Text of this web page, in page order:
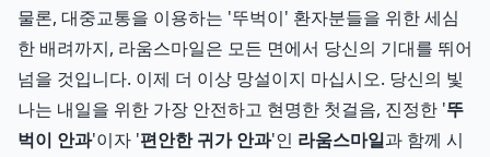
물론, 대중교통을 이용하는 '뚜벅이' 환자분들을 위한 세심
한 배려까지, 라움스마일은 모든 면에서 당신의 기대를 뛰어
넘을 것입니다. 이제 더 이상 망설이지 마십시오. 당신의 빛
나는 내일을 위한 가장 안전하고 현명한 첫걸음, 진정한 '뚜
벅이 안과'이자 '편안한 귀가 안과'인 라움스마일과 함께 시